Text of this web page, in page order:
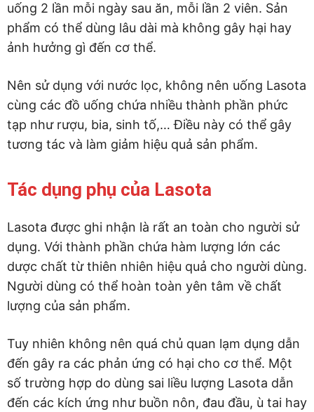
uống 2 lần mỗi ngày sau ăn, mỗi lần 2 viên. Sản
phẩm có thể dùng lâu dài mà không gây hại hay
ảnh hưởng gì đến cơ thể.
Nên sử dụng với nước lọc, không nên uống Lasota
cùng các đồ uống chứa nhiều thành phần phức
tạp như rượu, bia, sinh tố,… Điều này có thể gây
tương tác và làm giảm hiệu quả sản phẩm.
Tác dụng phụ của Lasota
Lasota được ghi nhận là rất an toàn cho người sử
dụng. Với thành phần chứa hàm lượng lớn các
dược chất từ thiên nhiên hiệu quả cho người dùng.
Người dùng có thể hoàn toàn yên tâm về chất
lượng của sản phẩm.
Tuy nhiên không nên quá chủ quan lạm dụng dẫn
đến gây ra các phản ứng có hại cho cơ thể. Một
số trường hợp do dùng sai liều lượng Lasota dẫn
đến các kích ứng như buồn nôn, đau đầu, ù tai hay